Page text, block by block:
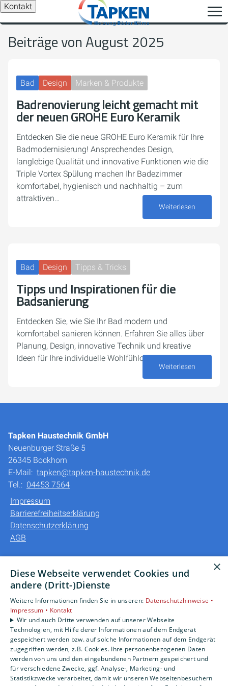
Kontakt
Beiträge von August 2025
Bad Design Marken & Produkte
Badrenovierung leicht gemacht mit
der neuen GROHE Euro Keramik
Entdecken Sie die neue GROHE Euro Keramik für Ihre
Badmodernisierung! Ansprechendes Design,
langlebige Qualität und innovative Funktionen wie die
Triple Vortex Spülung machen Ihr Badezimmer
komfortabel, hygienisch und nachhaltig – zum
attraktiven…
Weiterlesen
Bad Design Tipps & Tricks
Tipps und Inspirationen für die
Badsanierung
Entdecken Sie, wie Sie Ihr Bad modern und
komfortabel sanieren können. Erfahren Sie alles über
Planung, Design, innovative Technik und kreative
Ideen für Ihre individuelle Wohlfühloase.
Weiterlesen
Tapken Haustechnik GmbH
Neuenburger Straße 5
26345 Bockhorn
E-Mail: tapken@tapken-haustechnik.de
Tel.: 04453 7564
Impressum
Barrierefreiheitserklärung
Datenschutzerklärung
AGB
Privatkunden
Gewerbekunden
Karriere
Unternehmen
Kontakt
×
Diese Webseite verwendet Cookies und
andere (Dritt-)Dienste
Weitere Informationen finden Sie in unseren: Datenschutzhinweise •
Impressum • Kontakt
Wir und auch Dritte verwenden auf unserer Webseite
Technologien, mit Hilfe derer Informationen auf dem Endgerät
gespeichert werden bzw. auf solche Informationen auf dem Endgerät
zugegriffen werden, z.B. Cookies. Ihre personenbezogenen Daten
werden von uns und den eingebundenen Partnern gespeichert und
für verschiedene Zwecke, ggf. Analyse-, Marketing- und
Statistikzwecke verarbeitet, damit wir unseren Webseitenbesuchern